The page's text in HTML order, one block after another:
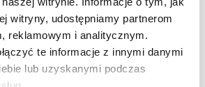
witryny, udostępniamy partnerom
reklamowym i analitycznym.
te informacje z innymi danymi
lub uzyskanymi podczas
• sierpień 2026
obsługa, wynajmowaliśmy